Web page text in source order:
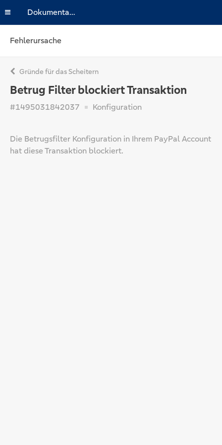
Dokumentation
Fehlerursache
Gründe für das Scheitern
Betrug Filter blockiert Transaktion
#1495031842037 Konfiguration
Die Betrugsfilter Konfiguration in Ihrem PayPal Account
hat diese Transaktion blockiert.